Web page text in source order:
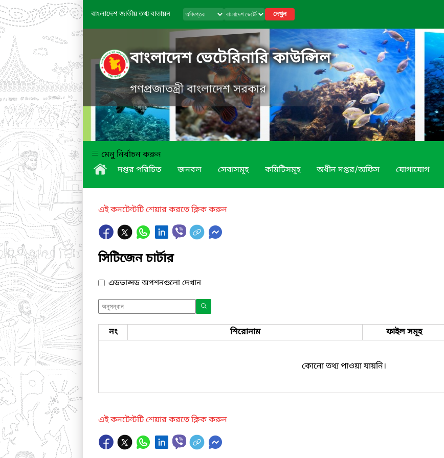
বাংলাদেশ জাতীয় তথ্য বাতায়ন দেখুন
বাংলাদেশ ভেটেরিনারি কাউন্সিল
গণপ্রজাতন্ত্রী বাংলাদেশ সরকার
মেনু নির্বাচন করুন
দপ্তর পরিচিত
জনবল সেবাসমূহ কমিটিসমূহ অধীন দপ্তর/অফিস যোগাযোগ
এই কনটেন্টটি শেয়ার করতে ক্লিক করুন
সিটিজেন চার্টার
এডভান্সড অপশনগুলো দেখান
নং শিরোনাম ফাইল সমূহ
কোনো তথ্য পাওয়া যায়নি।
এই কনটেন্টটি শেয়ার করতে ক্লিক করুন